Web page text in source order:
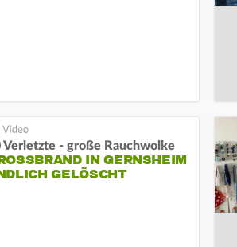
Verletzte - große Rauchwolke
IN GERNSHEIM E
GELÖSCHT